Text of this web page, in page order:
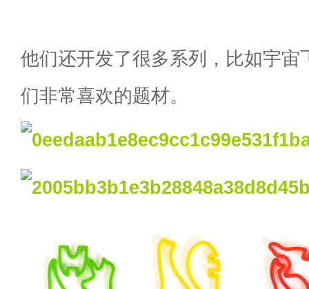
他们还开发了很多系列，比如宇宙
们非常喜欢的题材。